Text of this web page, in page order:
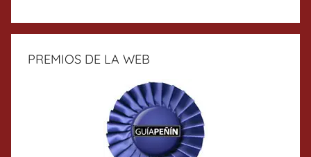
PREMIOS DE LA WEB